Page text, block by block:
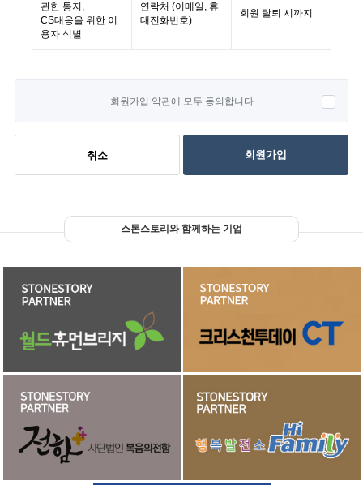
관한 통지,
CS대응을 위한 이
용자 식별
연락처 (이메일, 휴
대전화번호)
회원 탈퇴 시까지
회원가입 약관에 모두 동의합니다
취소 회원가입
스톤스토리와 함께하는 기업